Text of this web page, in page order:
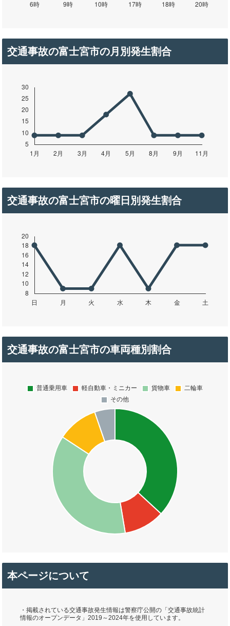
交通事故の富士宮市の月別発生割合
交通事故の富士宮市の曜日別発生割合
交通事故の富士宮市の車両種別割合
本ページについて
・掲載されている交通事故発生情報は警察庁公開の「交通事故統計
情報のオープンデータ」2019～2024年を使用しています。